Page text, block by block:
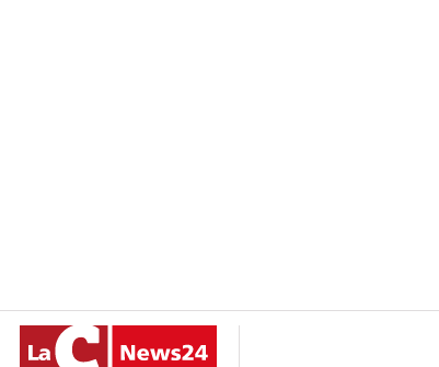
Catanzarochannel.it